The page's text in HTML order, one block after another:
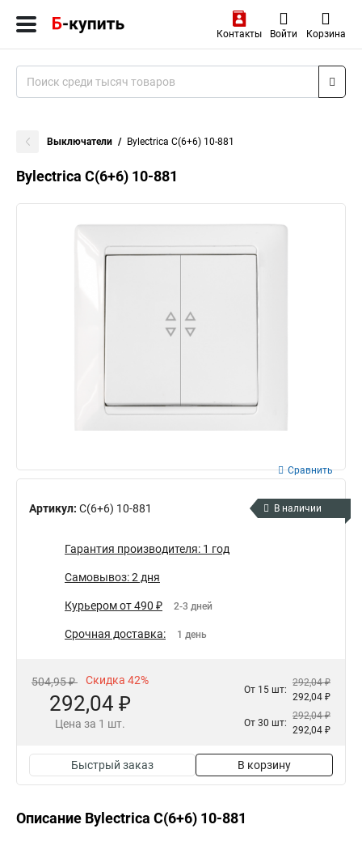
Контакты Войти Корзина
Выключатели Bylectrica С(6+6) 10-881
Bylectrica С(6+6) 10-881
Артикул: С(6+6) 10-881
Сравнить
В наличии
Гарантия производителя: 1 год
Самовывоз: 2 дня
Курьером от 490 ₽ 2-3 дней
Срочная доставка: 1 день
504,95 ₽ Скидка 42%
292,04 ₽
Цена за 1 шт.
От 15 шт:
292,04 ₽
292,04 ₽
От 30 шт:
292,04 ₽
292,04 ₽
Быстрый заказ В корзину
Описание Bylectrica С(6+6) 10-881